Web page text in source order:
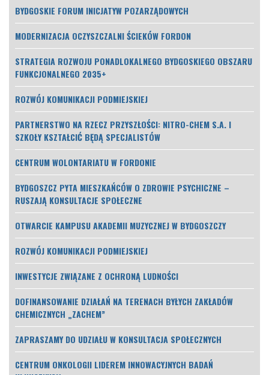
BYDGOSKIE FORUM INICJATYW POZARZĄDOWYCH
MODERNIZACJA OCZYSZCZALNI ŚCIEKÓW FORDON
STRATEGIA ROZWOJU PONADLOKALNEGO BYDGOSKIEGO OBSZARU
FUNKCJONALNEGO 2035+
ROZWÓJ KOMUNIKACJI PODMIEJSKIEJ
PARTNERSTWO NA RZECZ PRZYSZŁOŚCI: NITRO-CHEM S.A. I
SZKOŁY KSZTAŁCIĆ BĘDĄ SPECJALISTÓW
CENTRUM WOLONTARIATU W FORDONIE
BYDGOSZCZ PYTA MIESZKAŃCÓW O ZDROWIE PSYCHICZNE –
RUSZAJĄ KONSULTACJE SPOŁECZNE
OTWARCIE KAMPUSU AKADEMII MUZYCZNEJ W BYDGOSZCZY
ROZWÓJ KOMUNIKACJI PODMIEJSKIEJ
INWESTYCJE ZWIĄZANE Z OCHRONĄ LUDNOŚCI
DOFINANSOWANIE DZIAŁAŃ NA TERENACH BYŁYCH ZAKŁADÓW
CHEMICZNYCH „ZACHEM”
ZAPRASZAMY DO UDZIAŁU W KONSULTACJA SPOŁECZNYCH
CENTRUM ONKOLOGII LIDEREM INNOWACYJNYCH BADAŃ